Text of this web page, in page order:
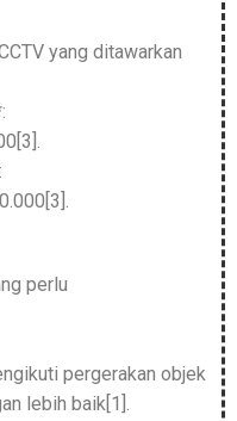
yang ditawarkan
perlu
pergerakan objek
lebih baik[1].